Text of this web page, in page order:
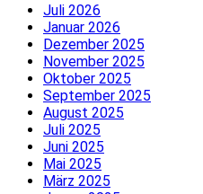
Juli 2026
Januar 2026
Dezember 2025
November 2025
Oktober 2025
September 2025
August 2025
Juli 2025
Juni 2025
Mai 2025
März 2025